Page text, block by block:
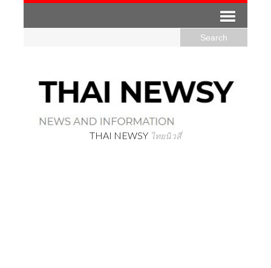
THAI NEWSY ไทยนิวสี่